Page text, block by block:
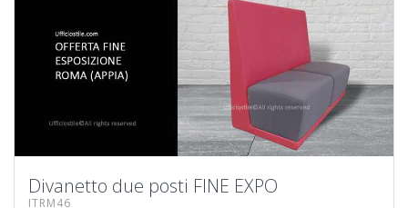
Divanetto due posti FINE EXPO
ITRM46